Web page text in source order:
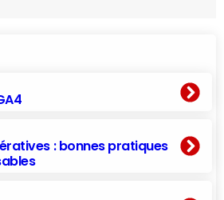
: bonnes pratiques